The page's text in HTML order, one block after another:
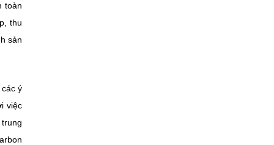
toàn
sản
việc